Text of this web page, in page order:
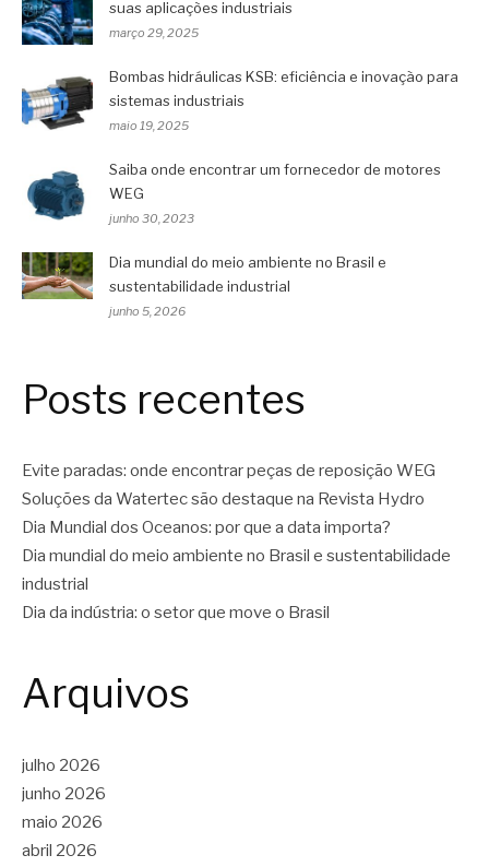
suas aplicações industriais
março 29, 2025
Bombas hidráulicas KSB: eficiência e inovação para
sistemas industriais
maio 19, 2025
Saiba onde encontrar um fornecedor de motores
WEG
junho 30, 2023
Dia mundial do meio ambiente no Brasil e
sustentabilidade industrial
junho 5, 2026
Posts recentes
Evite paradas: onde encontrar peças de reposição WEG
Soluções da Watertec são destaque na Revista Hydro
Dia Mundial dos Oceanos: por que a data importa?
Dia mundial do meio ambiente no Brasil e sustentabilidade
industrial
Dia da indústria: o setor que move o Brasil
Arquivos
julho 2026
junho 2026
maio 2026
abril 2026